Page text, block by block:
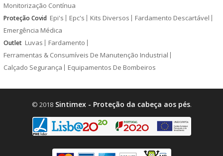
Monitorização Contínua
Proteção Covid Epi's Epc's Kits Diversos
Fardamento Descartável
Emergência Médica
Outlet Luvas
Fardamento
Ferramentas & Consumíveis De Manutenção Industrial
Calçado Segurança
Equipamentos De Bombeiros
© 2018Sintimex - Proteção da cabeça aos pés.